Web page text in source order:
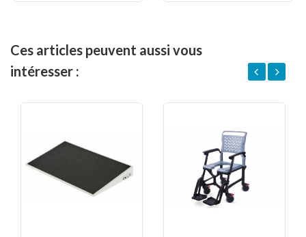
Ces articles peuvent aussi vous
intéresser :